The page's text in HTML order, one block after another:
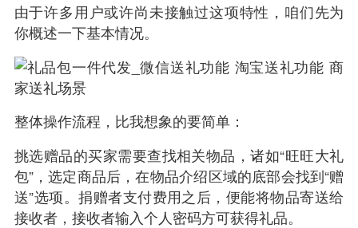
由于许多用户或许尚未接触过这项特性，咱们先为
你概述一下基本情况。
整体操作流程，比我想象的要简单：
挑选赠品的买家需要查找相关物品，诸如“旺旺大礼
包”，选定商品后，在物品介绍区域的底部会找到“赠
送”选项。捐赠者支付费用之后，便能将物品寄送给
接收者，接收者输入个人密码方可获得礼品。